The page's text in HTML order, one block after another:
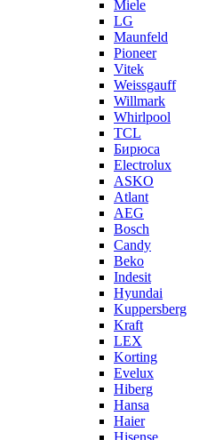
Miele
LG
Maunfeld
Pioneer
Vitek
Weissgauff
Willmark
Whirlpool
TCL
Бирюса
Electrolux
ASKO
Atlant
AEG
Bosch
Candy
Beko
Indesit
Hyundai
Kuppersberg
Kraft
LEX
Korting
Evelux
Hiberg
Hansa
Haier